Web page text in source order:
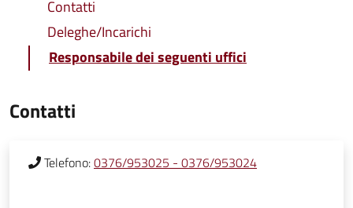
Contatti
Deleghe/Incarichi
Responsabile dei seguenti uffici
Contatti
Telefono:0376/953025 - 0376/953024